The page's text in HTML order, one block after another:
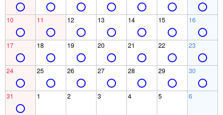
10 11 12 13 14 15 16
17 18 19 20 21 22 23
24 25 26 27 28 29 30
31 1 2 3 4 5 6